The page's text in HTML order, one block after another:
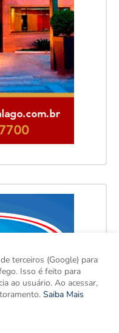
terceiros (Google) para
Isso é feito para
ao usuário. Ao acessar,
Saiba Mais